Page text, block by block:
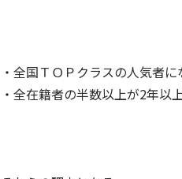
・全国ＴＯＰクラスの人気者に
・全在籍者の半数以上が2年以